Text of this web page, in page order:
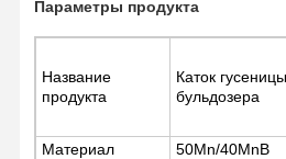
О Компании
Наша
Фабрика
Параметры продукта
Название
продукта
Каток
бульдозера
Материал
50Mn/40MnB